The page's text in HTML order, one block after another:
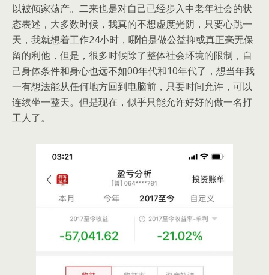
以被倾家荡产。二来也是对自己已经步入中老年社会的状
态表述，大多数时候，我真的不想虚度光阴，只要心跳一
天，我就想着工作24小时，哪怕是做公益抑或真正毫无保
留的利他，但是，很多时候除了整体社会环境的限制，自
己身体条件和身心也远不如00年代和10年代了，想当年我
一有想法能从任何地方回到电脑前，只要时间允许，可以
连续坐一整天。但是现在，似乎只能允许好好的做一名打
工人了。